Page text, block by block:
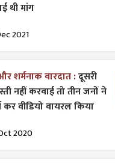
थी मांग
2021
शर्मनाक वारदात :दूसरी
नहीं करवाई तो तीन जनों ने
कर वीडियो वायरल किया
2020